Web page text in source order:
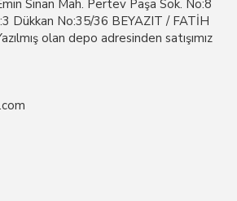
Sinan Mah. Pertev Paşa Sok. No:8
Dükkan No:35/36 BEYAZIT / FATİH
olan depo adresinden satışımız